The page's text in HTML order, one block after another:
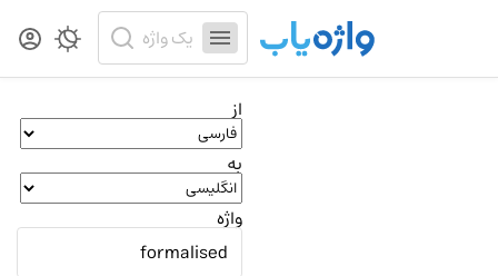
از
به
واژه